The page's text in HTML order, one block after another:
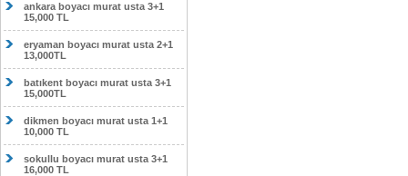
ankara boyacı murat usta 3+1
15,000 TL
eryaman boyacı murat usta 2+1
13,000TL
batıkent boyacı murat usta 3+1
15,000TL
dikmen boyacı murat usta 1+1
10,000 TL
sokullu boyacı murat usta 3+1
16,000 TL